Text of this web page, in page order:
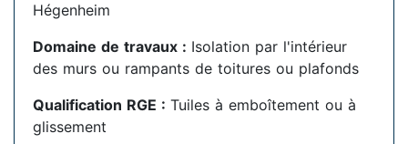
Hégenheim
Domaine de travaux : Isolation par l'intérieur
des murs ou rampants de toitures ou plafonds
Qualification RGE : Tuiles à emboîtement ou à
glissement